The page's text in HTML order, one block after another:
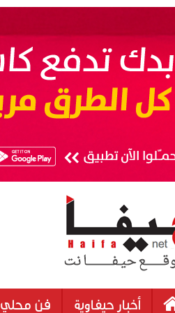
أخبار حيفاوية فن محلي